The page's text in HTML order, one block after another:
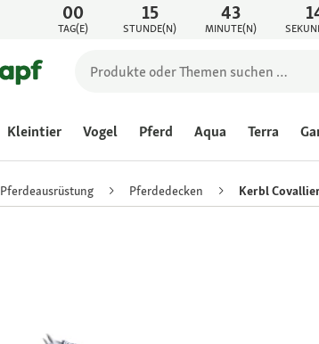
00
TAG(E)
15
STUNDE(N)
43
MINUTE(N)
Kleintier Vogel Pferd Aqua Terra
Pferdeausrüstung Pferdedecken Kerbl